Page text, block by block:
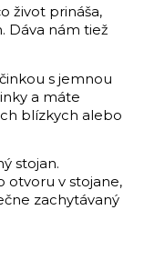
život prináša,
Dáva nám tiež
s jemnou
a máte
blízkych alebo
stojan.
otvoru v stojane,
zachytávaný